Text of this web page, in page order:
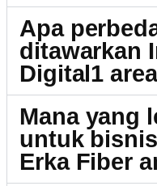
Apa
ditawarkan
Digital1
Mana yang
untuk
Erka Fiber